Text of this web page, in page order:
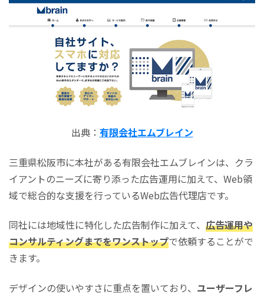
出典： 有限会社エムブレイン
三重県松阪市に本社がある有限会社エムブレインは、クラ
イアントのニーズに寄り添った広告運用に加えて、Web領
域で総合的な支援を行っているWeb広告代理店です。
同社には地域性に特化した広告制作に加えて、 広告運用や
コンサルティングまでをワンストップで依頼することがで
きます。
デザインの使いやすさに重点を置いており、 ユーザーフレ